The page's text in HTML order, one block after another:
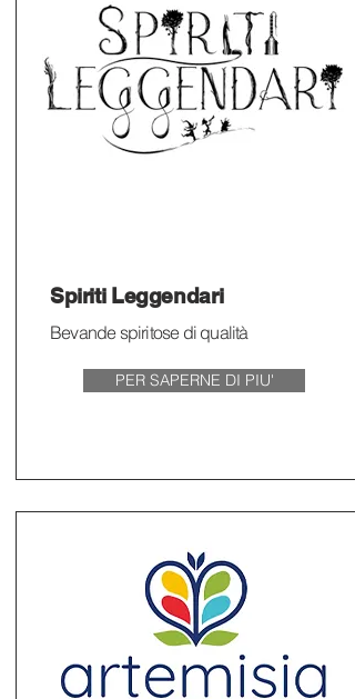
Spiriti Leggendari
Bevande spiritose di qualità
PER SAPERNE DI PIU'